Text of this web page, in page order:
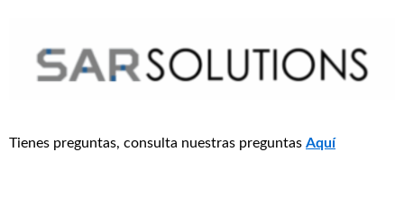
Tienes preguntas, consulta nuestras preguntas Aquí